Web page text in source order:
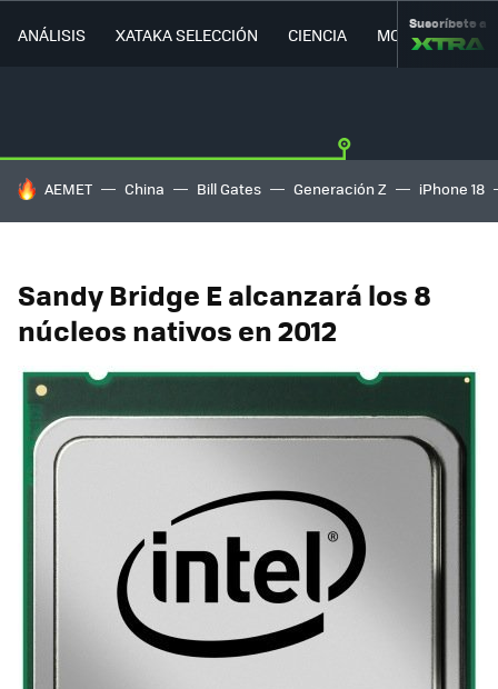
ANÁLISIS XATAKA SELECCIÓN CIENCIA MOVILIDAD
Suscríbete a
HOY SE HABLA DE
AEMET China Bill Gates Generación Z iPhone 18
Sandy Bridge E alcanzará los 8
núcleos nativos en 2012